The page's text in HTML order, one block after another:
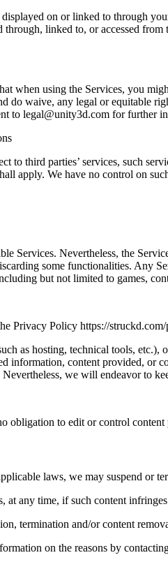
on or linked to through
through, linked to, or accessed
when using the Services, you
do waive, any legal or equitable
to legal@unity3d.com for further
to third parties’ services, such
apply. We have no control on
Services. Nevertheless, the
some functionalities. Any
but not limited to games,
Privacy Policy https://
as hosting, technical tools,
information, content provided,
we will endeavor to
to edit or control
laws, we may suspend or
any time, if such content
termination and/or content
on the reasons by